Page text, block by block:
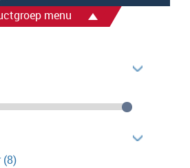
menu
8producten